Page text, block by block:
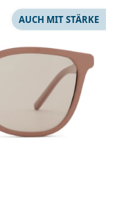
AUCH MIT STÄRKE